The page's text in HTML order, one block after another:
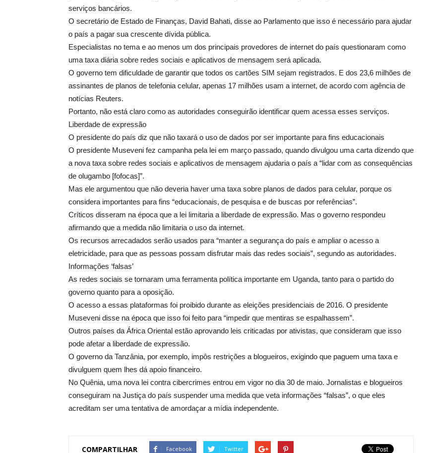
serviços bancários.
O secretário de Estado de Finanças, David Bahati, disse ao Parlamento que isso é necessário para ajudar
o país a pagar sua crescente dívida pública.
Especialistas no tema e ao menos um dos principais provedores de internet do país questionaram como
uma taxa diária sobre redes sociais e aplicativos de mensagem será aplicada.
O governo tem dificuldade de garantir que todos os cartões SIM sejam registrados. E dos 23,6 milhões de
assinantes de planos de telefonia celular, apenas 17 milhões usam a internet, de acordo com agência de
notícias Reuters.
Portanto, não está claro como as autoridades conseguirão identificar quem acessa esses serviços.
Liberdade de expressão
O presidente do país diz que não taxará o uso de dados por ser importante para fins educacionais
O presidente Museveni fez campanha pela lei em março passado, quando divulgou uma carta dizendo que
a nova taxa sobre redes sociais e aplicativos de mensagem ajudaria o país a “lidar com as consequências
de olugambo [fofocas]”.
Mas ele argumentou que não deveria haver uma taxa sobre planos de dados para celular, porque os
considera importantes para fins “educacionais, de pesquisa e de buscas por referências”.
Críticos disseram na época que a lei limitaria a liberdade de expressão. Mas o governo respondeu
afirmando que a medida não limitaria o uso da internet.
Os recursos arrecadados serão usados para “manter a segurança do país e ampliar o acesso a
eletricidade, para que as pessoas possam disfrutar mais das redes sociais”, segundo as autoridades.
Informações ‘falsas’
As redes sociais se tornaram uma ferramenta política importante em Uganda, tanto para o partido do
governo quanto para a oposição.
O acesso a essas plataformas foi proibido durante as eleições presidenciais de 2016. O presidente
Museveni disse na época que isso foi feito para “impedir que mentiras se espalhassem”.
Outros países da África Oriental estão aprovando leis criticadas por ativistas, que consideram que isso
pode afetar a liberdade de expressão.
O governo da Tanzânia, por exemplo, impôs restrições a blogueiros, exigindo que paguem uma taxa e
divulguem quem lhes dá apoio financeiro.
No Quênia, uma nova lei contra cibercrimes entrou em vigor no dia 30 de maio. Jornalistas e blogueiros
conseguiram na Justiça do país suspender uma medida que veta informações “falsas”, o que eles
acreditam ser uma tentativa de amordaçar a mídia independente.
COMPARTILHAR Facebook Twitter